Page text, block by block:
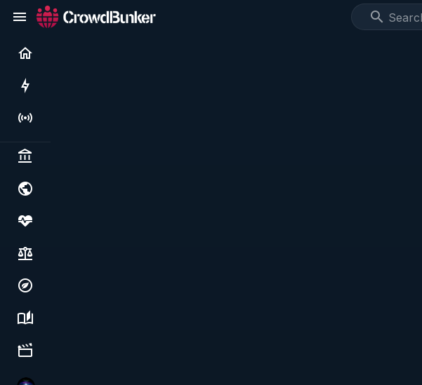
Live
Politics & institutions
Society, justice & freedoms
Economy, environment & technology
Science, history & spirituality
Culture, media & entertainment